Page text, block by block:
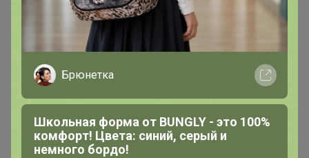
Реклама
Как здесь все устроено?
Как сделать заказ?
Брюнетка
Школьная форма от BUNGLY - это 100%
комфорт! Цвета: синий, серый и
немного бордо!